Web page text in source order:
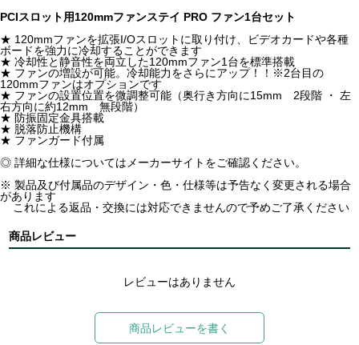
PCIスロット用120mmファンステイ PRO ファン1台セット
★ 120mmファンを拡張I/Oスロットに取り付け、ビデオカードや各種
ボードを強力に冷却することができます
★ 冷却性と静音性を両立した120mmファン1台を標準搭載
★ ファンの増設が可能。冷却能力をさらにアップ！！※2台目の
120mmファンはオプションです
★ ファンの設置位置を微調整可能（奥行き方向に15mm 2段階 ・ 左
右方向に約12mm 無段階）
★ 防振固定金具搭載
★ 脱落防止機構
★ ファンガード付属
◎ 詳細な仕様についてはメーカーサイトをご確認ください。
※ 製品及び付属品のデザイン・色・仕様等は予告なく変更される場合
があります
これによる返品・交換には対応できませんので予めご了承ください
商品レビュー
レビューはありません
商品レビューを書く